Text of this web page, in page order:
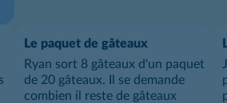
Le paquet de gâteaux
Ryan sort 8 gâteaux d'un paquet
de 20 gâteaux. Il se demande
combien il reste de gâteaux